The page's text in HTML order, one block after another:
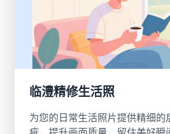
临澧精修生活照
为您的日常生活照片提供精细的